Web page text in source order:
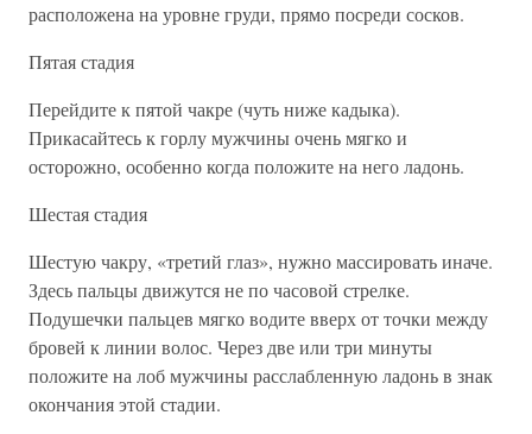
расположена на уровне груди, прямо посреди сосков.
Пятая стадия
Перейдите к пятой чакре (чуть ниже кадыка).
Прикасайтесь к горлу мужчины очень мягко и
осторожно, особенно когда положите на него ладонь.
Шестая стадия
Шестую чакру, «третий глаз», нужно массировать иначе.
Здесь пальцы движутся не по часовой стрелке.
Подушечки пальцев мягко водите вверх от точки между
бровей к линии волос. Через две или три минуты
положите на лоб мужчины расслабленную ладонь в знак
окончания этой стадии.